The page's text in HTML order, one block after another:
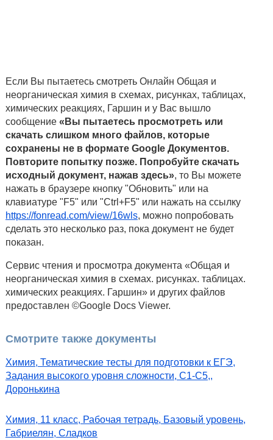
Если Вы пытаетесь смотреть Онлайн Общая и
неорганическая химия в схемах, рисунках, таблицах,
химических реакциях, Гаршин и у Вас вышло
сообщение «Вы пытаетесь просмотреть или
скачать слишком много файлов, которые
сохранены не в формате Google Документов.
Повторите попытку позже. Попробуйте скачать
исходный документ, нажав здесь», то Вы можете
нажать в браузере кнопку "Обновить" или на
клавиатуре "F5" или "Ctrl+F5" или нажать на ссылку
https://fonread.com/view/16wls, можно попробовать
сделать это несколько раз, пока документ не будет
показан.
Сервис чтения и просмотра документа «Общая и
неорганическая химия в схемах. рисунках. таблицах.
химических реакциях. Гаршин» и других файлов
предоставлен ©Google Docs Viewer.
Смотрите также документы
Химия, Тематические тесты для подготовки к ЕГЭ,
Задания высокого уровня сложности, C1-С5,,
Доронькина
Химия, 11 класс, Рабочая тетрадь, Базовый уровень,
Габриелян, Сладков